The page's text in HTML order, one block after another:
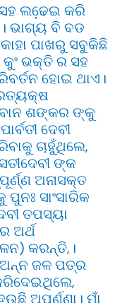
ଲଢେ଼ଇ କରି
ଭାଗ୍ୟ ବି ବଡ
ପାଖରୁ ସବୁକିଛି
କୁଂ ଭକ୍ତି ର ସହ
ହୋଇ ଥାଏ।
ଶଙ୍କର ଙ୍କୁ
ଦେବୀ
ଚାହୁଁଥିଲେ,
ଙ୍କ
ଅନାସକ୍ତ
ସାଂସାରିକ
ତପସ୍ୟା
ଅର୍ଥ
କରନ୍ତି,।
ଅନ୍ନ ଜଳ ପତ୍ର
ଅପର୍ଣ୍ଣା। ମାଁ